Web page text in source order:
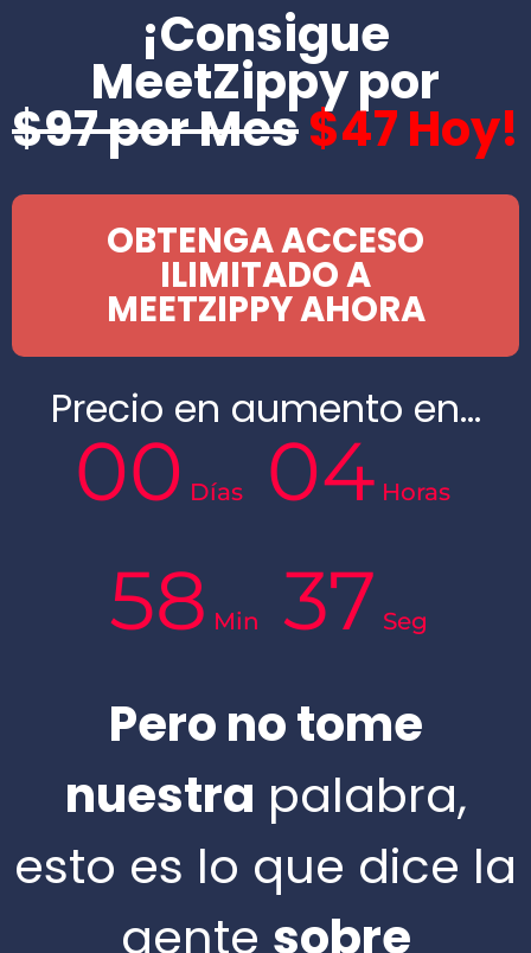
¡Consigue
MeetZippy por
$97 por Mes$47 Hoy!
OBTENGA ACCESO
ILIMITADO A
MEETZIPPY AHORA
Precio en aumento en…
00 Días 04 Horas
58 Min 36 Seg
Pero no tome
nuestra palabra,
esto es lo que dice la
gente sobre